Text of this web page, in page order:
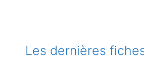
Les dernières